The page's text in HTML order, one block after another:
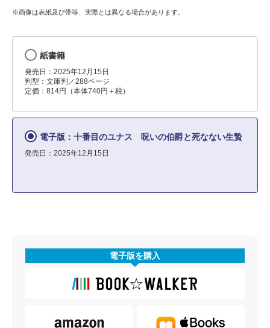
※画像は表紙及び帯等、実際とは異なる場合があります。
紙書籍
発売日：2025年12月15日
判型：文庫判／288ページ
定価：814円（本体740円＋税）
電子版：十番目のユナス 呪いの伯爵と死なない生贄
発売日：2025年12月15日
電子版を購入